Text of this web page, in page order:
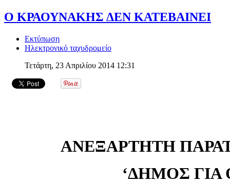
Ο ΚΡΑΟΥΝΑΚΗΣ ΔΕΝ ΚΑΤΕΒΑΙΝΕΙ
Εκτύπωση
Ηλεκτρονικό ταχυδρομείο
Τετάρτη, 23 Απριλίου 2014 12:31
ΑΝΕΞΑΡΤΗΤΗ
‘ΔΗΜΟΣ ΓΙΑ